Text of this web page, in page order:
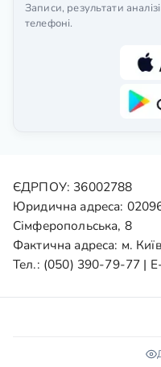
Записи, результати
телефоні.
ЄДРПОУ: 36002788
Юридична адреса:
Сімферопольська, 8
Фактична адреса: м.
Тел.: (050) 390-79-77 |